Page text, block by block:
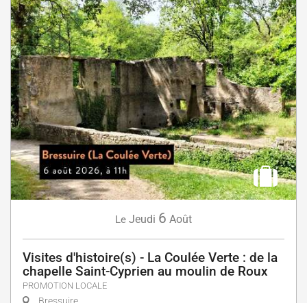
Le Jeudi 6 Août
Visites d'histoire(s) - La Coulée Verte : de la
chapelle Saint-Cyprien au moulin de Roux
PROMOTION LOCALE